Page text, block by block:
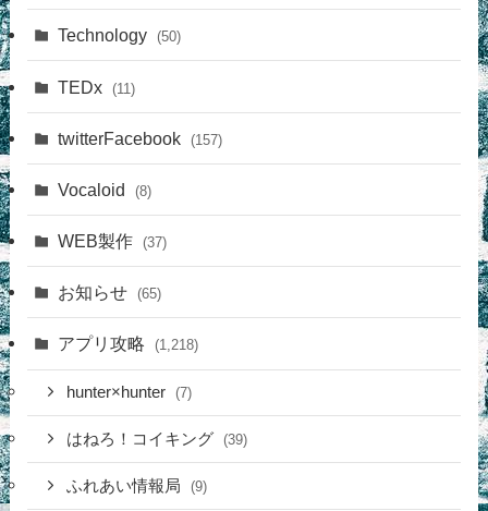
Technology (50)
TEDx (11)
twitterFacebook (157)
Vocaloid (8)
WEB製作 (37)
お知らせ (65)
アプリ攻略 (1,218)
hunter×hunter (7)
はねろ！コイキング (39)
ふれあい情報局 (9)